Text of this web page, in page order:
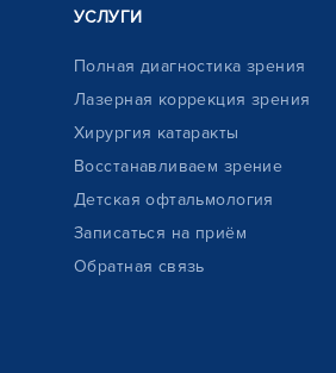
УСЛУГИ
Полная диагностика зрения
Лазерная коррекция зрения
Хирургия катаракты
Восстанавливаем зрение
Детская офтальмология
Записаться на приём
Обратная связь